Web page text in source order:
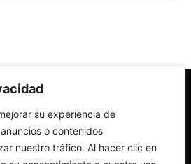
su experiencia de
o contenidos
nuestro tráfico. Al hacer clic en
la Iglesia católica y la sociedad